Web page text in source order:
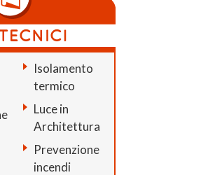
Isolamento
termico
Luce in
Architettura
Prevenzione
incendi